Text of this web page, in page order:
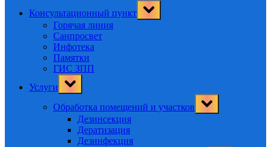
Консультационный пункт
Toggle
sub-
Горячая линия
Санпросвет
Инфотека
Памятки
ГИС ЗПП
Услуги
Toggle
sub-
Обработка помещений и участков
Toggle
sub-
Дезинсекция
Дератизация
Дезинфекция